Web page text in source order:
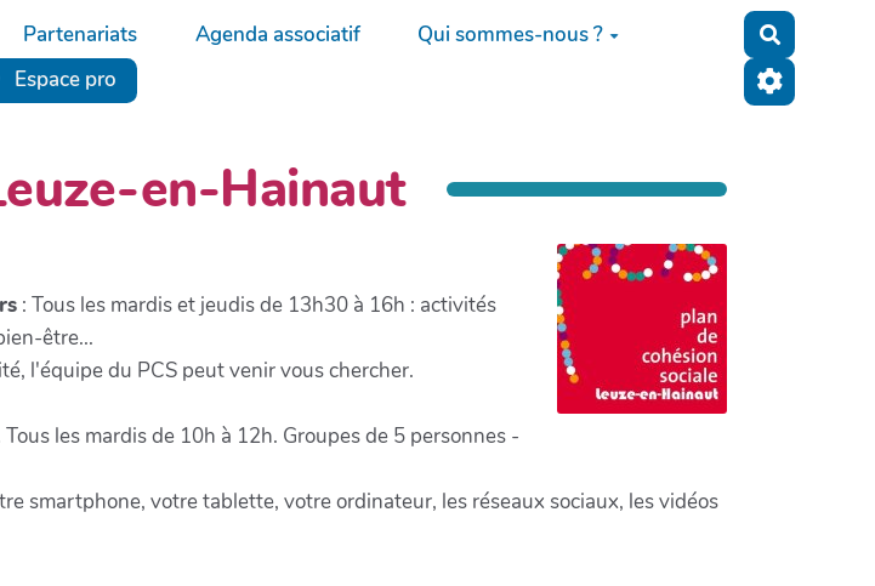
Partenariats Agenda associatif
Qui sommes-nous ?
Espace pro
en-Hainaut
: Tous les mardis et jeudis de 13h30 à 16h : activités
être...
l'équipe du PCS peut venir vous chercher.
les mardis de 10h à 12h. Groupes de 5 personnes -
smartphone, votre tablette, votre ordinateur, les réseaux sociaux, les vidéos